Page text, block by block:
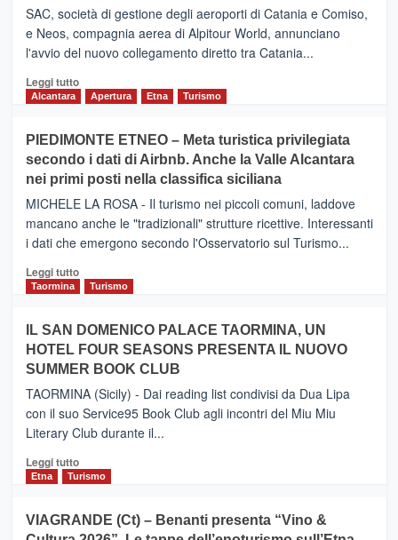
SAC, società di gestione degli aeroporti di Catania e Comiso,
e Neos, compagnia aerea di Alpitour World, annunciano
l'avvio del nuovo collegamento diretto tra Catania...
Leggi tuttoLeggi
CATANIA
–
Inaugurato
il
nuovo
collegamento
tra
e
Zanzibar
da
Neos
Alcantara Apertura Etna Turismo
PIEDIMONTE ETNEO – Meta turistica privilegiata
secondo i dati di Airbnb. Anche la Valle Alcantara
nei primi posti nella classifica siciliana
MICHELE LA ROSA - Il turismo nei piccoli comuni, laddove
mancano anche le "tradizionali" strutture ricettive. Interessanti
i dati che emergono secondo l'Osservatorio sul Turismo...
Leggi tuttoLeggi
PIEDIMONTE
ETNEO
–
Meta
turistica
privilegiata
secondo
dati
di
Anche
Taormina Turismo
IL SAN DOMENICO PALACE TAORMINA, UN
HOTEL FOUR SEASONS PRESENTA IL NUOVO
SUMMER BOOK CLUB
TAORMINA (Sicily) - Dai reading list condivisi da Dua Lipa
con il suo Service95 Book Club agli incontri del Miu Miu
Literary Club durante il...
Leggi tuttoLeggi
di
IL
Etna Turismo
VIAGRANDE (Ct) – Benanti presenta “Vino &